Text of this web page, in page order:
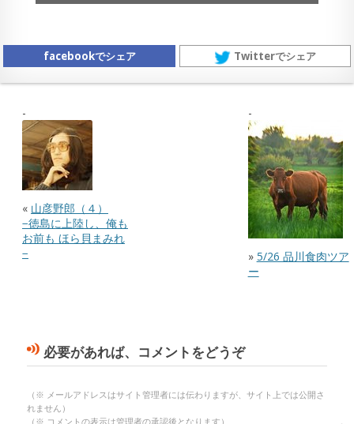
facebookでシェア Twitterでシェア
« 山彦野郎（４）
−徳島に上陸し、俺も
お前も ほら貝まみれ
−
» 5/26 品川食肉ツア
ー
必要があれば、コメントをどうぞ
（※ メールアドレスはサイト管理者には伝わりますが、サイト上では公開さ
れません）
（※ コメントの表示は管理者の承認後となります）